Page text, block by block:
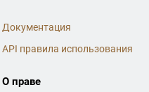
Документация
API правила использования
О праве